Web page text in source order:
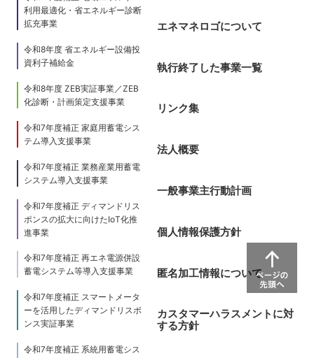
利用最適化・省エネルギー診断
拡充事業
令和8年度 省エネルギー設備投
資利子補給金
令和8年度 ZEB実証事業／ZEB
化診断・計画策定支援事業
令和7年度補正 家庭用蓄電シス
テム導入支援事業
令和7年度補正 業務産業用蓄電
システム導入支援事業
令和7年度補正 ディマンドリス
ポンスの拡大に向けたIoT化推
進事業
令和7年度補正 再エネ電源併設
蓄電システム等導入支援事業
令和7年度補正 スマートメータ
ーを活用したディマンドリスポ
ンス実証事業
令和7年度補正 系統用蓄電シス
エネマネロゴについて
執行終了した事業一覧
リンク集
法人概要
一般事業主行動計画
個人情報保護方針
匿名加工情報について
カスタマーハラスメントに対
する方針